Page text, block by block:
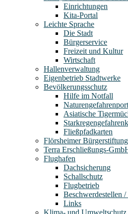
Einrichtungen
Kita-Portal
Leichte Sprache
Die Stadt
Bürgerservice
Freizeit und Kultur
Wirtschaft
Hallenverwaltung
Eigenbetrieb Stadtwerke
Bevölkerungsschutz
Hilfe im Notfall
Asiatische
Fließpfadkarten
Flörsheimer Bürgerstiftung
Terra Erschließungs-
Flughafen
Dachsicherung
Schallschutz
Flugbetrieb
Beschwerdestellen
Links
Klima- und Umweltschutz